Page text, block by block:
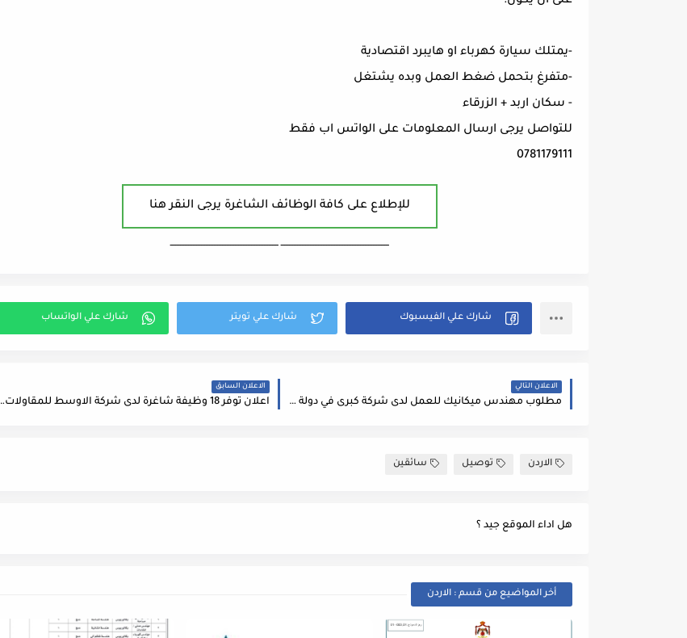
-يمتلك سيارة كهرباء او هايبرد اقتصادية
-متفرغ بتحمل ضغط العمل وبده يشتغل
- سكان اربد + الزرقاء
للتواصل يرجى ارسال المعلومات على الواتس اب فقط
0781179111
للإطلاع على كافة الوظائف الشاغرة يرجى النقر هنا
ـــــــــــــــــــــــــــــــــــــــــــــــــــــــــــــــــــ ـــــــــــــــــــــــــــــــــــــــــــــــــــــــــــــــــــ
الاعلان التالي
مطلوب مهندس ميكانيك للعمل لدى شركة كبرى في دولة الامارات في مجال أنظمة الحريق
الاعلان السابق
اعلان توفر 18 وظيفة شاغرة لدى شركة
الاردن توصيل سائقين
هل اداء الموقع جيد ؟
أخر المواضيع من قسم : الاردن